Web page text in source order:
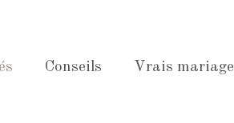
Conseils Vrais mariage